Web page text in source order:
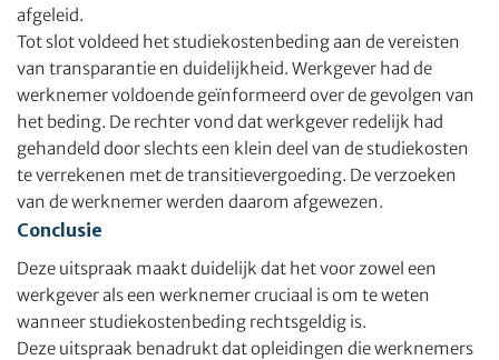
afgeleid.
Tot slot voldeed het studiekostenbeding aan de vereisten
van transparantie en duidelijkheid. Werkgever had de
werknemer voldoende geïnformeerd over de gevolgen van
het beding. De rechter vond dat werkgever redelijk had
gehandeld door slechts een klein deel van de studiekosten
te verrekenen met de transitievergoeding. De verzoeken
van de werknemer werden daarom afgewezen.
Conclusie
Deze uitspraak maakt duidelijk dat het voor zowel een
werkgever als een werknemer cruciaal is om te weten
wanneer studiekostenbeding rechtsgeldig is.
Deze uitspraak benadrukt dat opleidingen die werknemers